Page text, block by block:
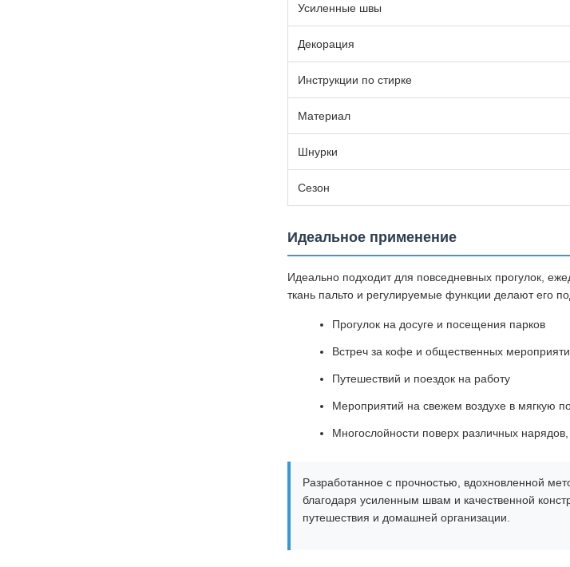
Усиленные швы
Декорация
Инструкции по стирке
Материал
Шнурки
Сезон
Идеальное применение
Идеально подходит для повседневных прогулок,
ткань пальто и регулируемые функции делают его
Прогулок на досуге и посещения парков
Встреч за кофе и общественных
Путешествий и поездок на работу
Мероприятий на свежем воздухе в мягкую
Многослойности поверх различных
Разработанное с прочностью, вдохновленной
благодаря усиленным швам и качественной
путешествия и домашней организации.